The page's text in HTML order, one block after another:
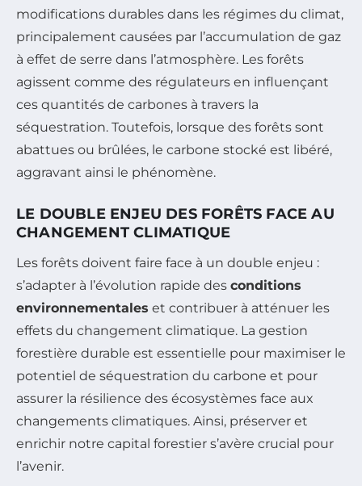
modifications durables dans les régimes du climat,
principalement causées par l’accumulation de gaz
à effet de serre dans l’atmosphère. Les forêts
agissent comme des régulateurs en influençant
ces quantités de carbones à travers la
séquestration. Toutefois, lorsque des forêts sont
abattues ou brûlées, le carbone stocké est libéré,
aggravant ainsi le phénomène.
LE DOUBLE ENJEU DES FORÊTS FACE AU
CHANGEMENT CLIMATIQUE
Les forêts doivent faire face à un double enjeu :
s’adapter à l’évolution rapide des conditions
environnementales et contribuer à atténuer les
effets du changement climatique. La gestion
forestière durable est essentielle pour maximiser le
potentiel de séquestration du carbone et pour
assurer la résilience des écosystèmes face aux
changements climatiques. Ainsi, préserver et
enrichir notre capital forestier s’avère crucial pour
l’avenir.